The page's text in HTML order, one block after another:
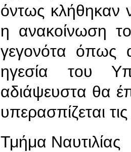
όντως κλήθηκαν
η ανακοίνωση
γεγονότα όπως
ηγεσία του
αδιάψευστα θα
υπερασπίζεται
Τμήμα Ναυτιλίας